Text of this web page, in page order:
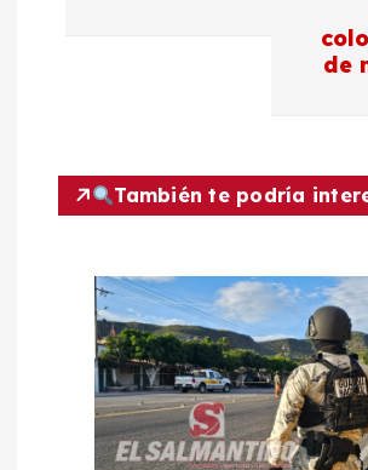
c
de
También te podría